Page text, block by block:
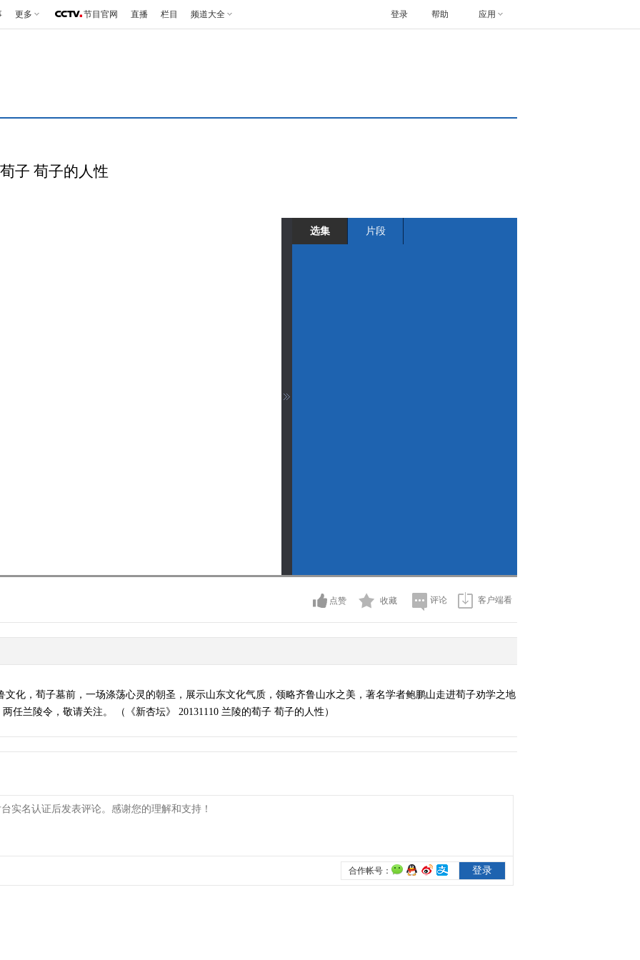
更多 节目官网 直播 栏目 频道大全 帮助 应用
登录
子 荀子的人性
选集 片段
点赞 收藏 评论 客户端看
化，荀子墓前，一场涤荡心灵的朝圣，展示山东文化气质，领略齐鲁山水之美，著名学者鲍鹏山走进荀子劝学之地
任兰陵令，敬请关注。 （《新杏坛》 20131110 兰陵的荀子 荀子的人性）